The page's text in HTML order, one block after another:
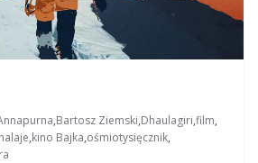
,Bartosz Ziemski,Dhaulagiri,film,
,kino Bajka,ośmiotysięcznik,